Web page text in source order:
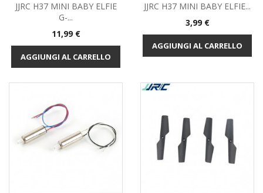
JJRC H37 MINI BABY ELFIE
G-...
Prezzo
11,99 €
AGGIUNGI AL CARRELLO
JJRC H37 MINI BABY ELFIE...
Prezzo
3,99 €
AGGIUNGI AL CARRELLO